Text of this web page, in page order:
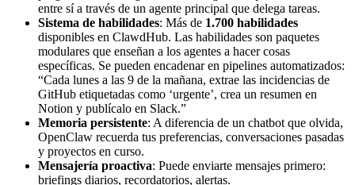
entre sí a través de un agente principal que delega tareas.
Sistema de habilidades: Más de 1.700 habilidades
disponibles en ClawdHub. Las habilidades son paquetes
modulares que enseñan a los agentes a hacer cosas
específicas. Se pueden encadenar en pipelines automatizados:
“Cada lunes a las 9 de la mañana, extrae las incidencias de
GitHub etiquetadas como ‘urgente’, crea un resumen en
Notion y publícalo en Slack.”
Memoria persistente: A diferencia de un chatbot que olvida,
OpenClaw recuerda tus preferencias, conversaciones pasadas
y proyectos en curso.
Mensajería proactiva: Puede enviarte mensajes primero:
briefings diarios, recordatorios, alertas.